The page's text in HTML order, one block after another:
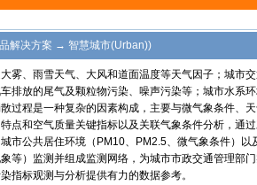
解决方案 → 智慧城市(Urban))
、雨雪天气、大风和道面温度等天气因子；城市交
排放的尾气及颗粒物污染、噪声污染等；城市水系
过程是一种复杂的因素构成，主要与微气象条件、
点和空气质量关键指标以及关联气象条件分析，通
市公共居住环境（PM10、PM2.5、微气象条件）以
等）监测并组成监测网络，为城市市政交通管理部
指标观测与分析提供有力的数据参考。